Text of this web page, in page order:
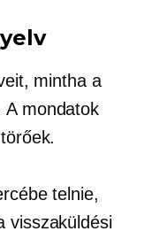
mintha a
A mondatok
telnie,
visszaküldési